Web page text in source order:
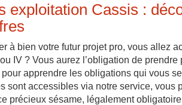
exploitation Cassis :
à bien votre futur projet pro, vous allez
IV ? Vous aurez l’obligation de prendre
apprendre les obligations qui vous
sont accessibles via notre service, vous
précieux sésame, légalement